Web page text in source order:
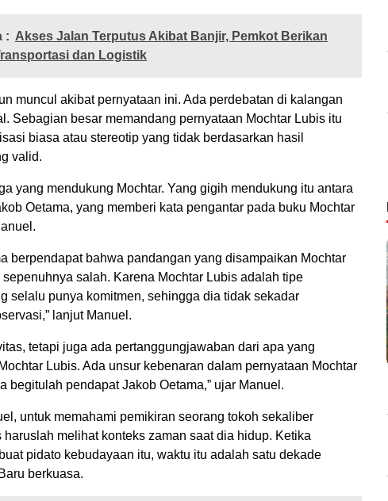
: Akses Jalan Terputus Akibat Banjir, Pemkot Berikan
dan Logistik
muncul akibat pernyataan ini. Ada perdebatan di kalangan
Sebagian besar memandang pernyataan Mochtar Lubis itu
biasa atau stereotip yang tidak berdasarkan hasil
valid.
yang mendukung Mochtar. Yang gigih mendukung itu antara
Oetama, yang memberi kata pengantar pada buku Mochtar
berpendapat bahwa pandangan yang disampaikan Mochtar
sepenuhnya salah. Karena Mochtar Lubis adalah tipe
selalu punya komitmen, sehingga dia tidak sekadar
lanjut Manuel.
tetapi juga ada pertanggungjawaban dari apa yang
Lubis. Ada unsur kebenaran dalam pernyataan Mochtar
begitulah pendapat Jakob Oetama,” ujar Manuel.
untuk memahami pemikiran seorang tokoh sekaliber
haruslah melihat konteks zaman saat dia hidup. Ketika
pidato kebudayaan itu, waktu itu adalah satu dekade
berkuasa.